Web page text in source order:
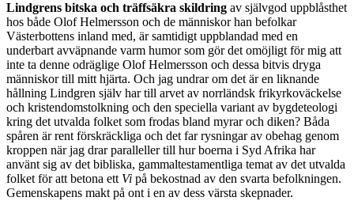
Lindgrens bitska och träffsäkra skildring av självgod uppblåsthet
hos både Olof Helmersson och de människor han befolkar
Västerbottens inland med, är samtidigt uppblandad med en
underbart avväpnande varm humor som gör det omöjligt för mig att
inte ta denne odräglige Olof Helmersson och dessa bitvis dryga
människor till mitt hjärta. Och jag undrar om det är en liknande
hållning Lindgren själv har till arvet av norrländsk frikyrkoväckelse
och kristendomstolkning och den speciella variant av bygdeteologi
kring det utvalda folket som frodas bland myrar och diken? Båda
spåren är rent förskräckliga och det far rysningar av obehag genom
kroppen när jag drar paralleller till hur boerna i Syd Afrika har
använt sig av det bibliska, gammaltestamentliga temat av det utvalda
folket för att betona ett Vi på bekostnad av den svarta befolkningen.
Gemenskapens makt på ont i en av dess värsta skepnader.